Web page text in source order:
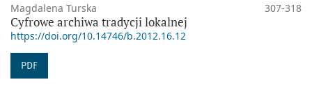
Magdalena Turska 307-318
Cyfrowe archiwa tradycji lokalnej
https://doi.org/10.14746/b.2012.16.12
PDF